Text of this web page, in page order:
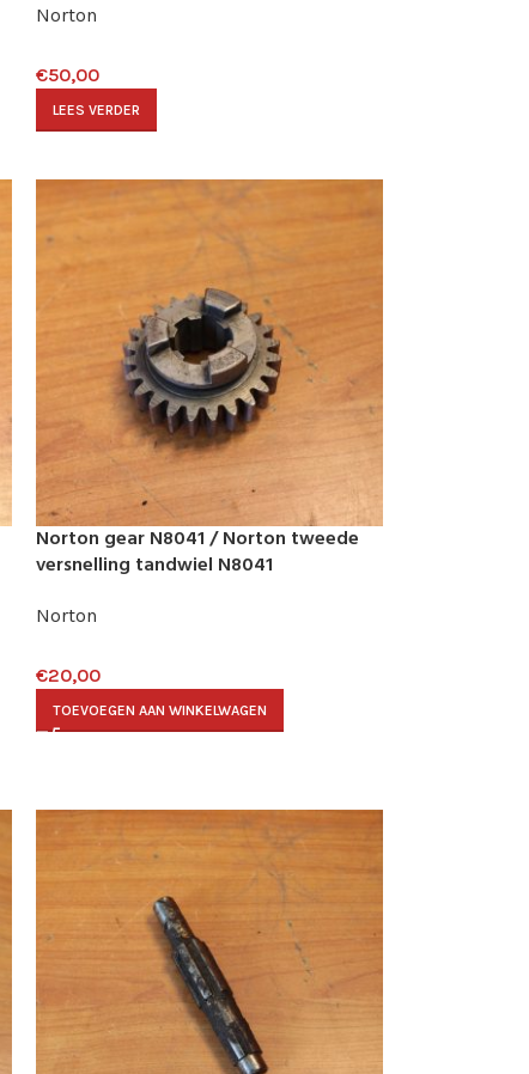
Norton
€50,00
LEES VERDER
Norton gear N8041 / Norton tweede
versnelling tandwiel N8041
Norton
€20,00
TOEVOEGEN AAN WINKELWAGEN